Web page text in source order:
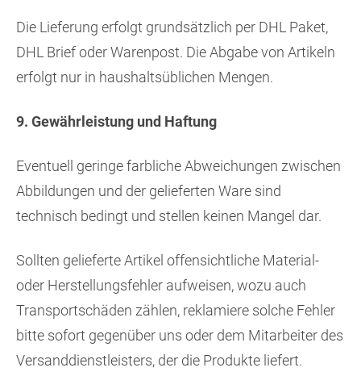
Die Lieferung erfolgt grundsätzlich per DHL Paket,
DHL Brief oder Warenpost. Die Abgabe von Artikeln
erfolgt nur in haushaltsüblichen Mengen.
9. Gewährleistung und Haftung
Eventuell geringe farbliche Abweichungen zwischen
Abbildungen und der gelieferten Ware sind
technisch bedingt und stellen keinen Mangel dar.
Sollten gelieferte Artikel offensichtliche Material-
oder Herstellungsfehler aufweisen, wozu auch
Transportschäden zählen, reklamiere solche Fehler
bitte sofort gegenüber uns oder dem Mitarbeiter des
Versanddienstleisters, der die Produkte liefert.